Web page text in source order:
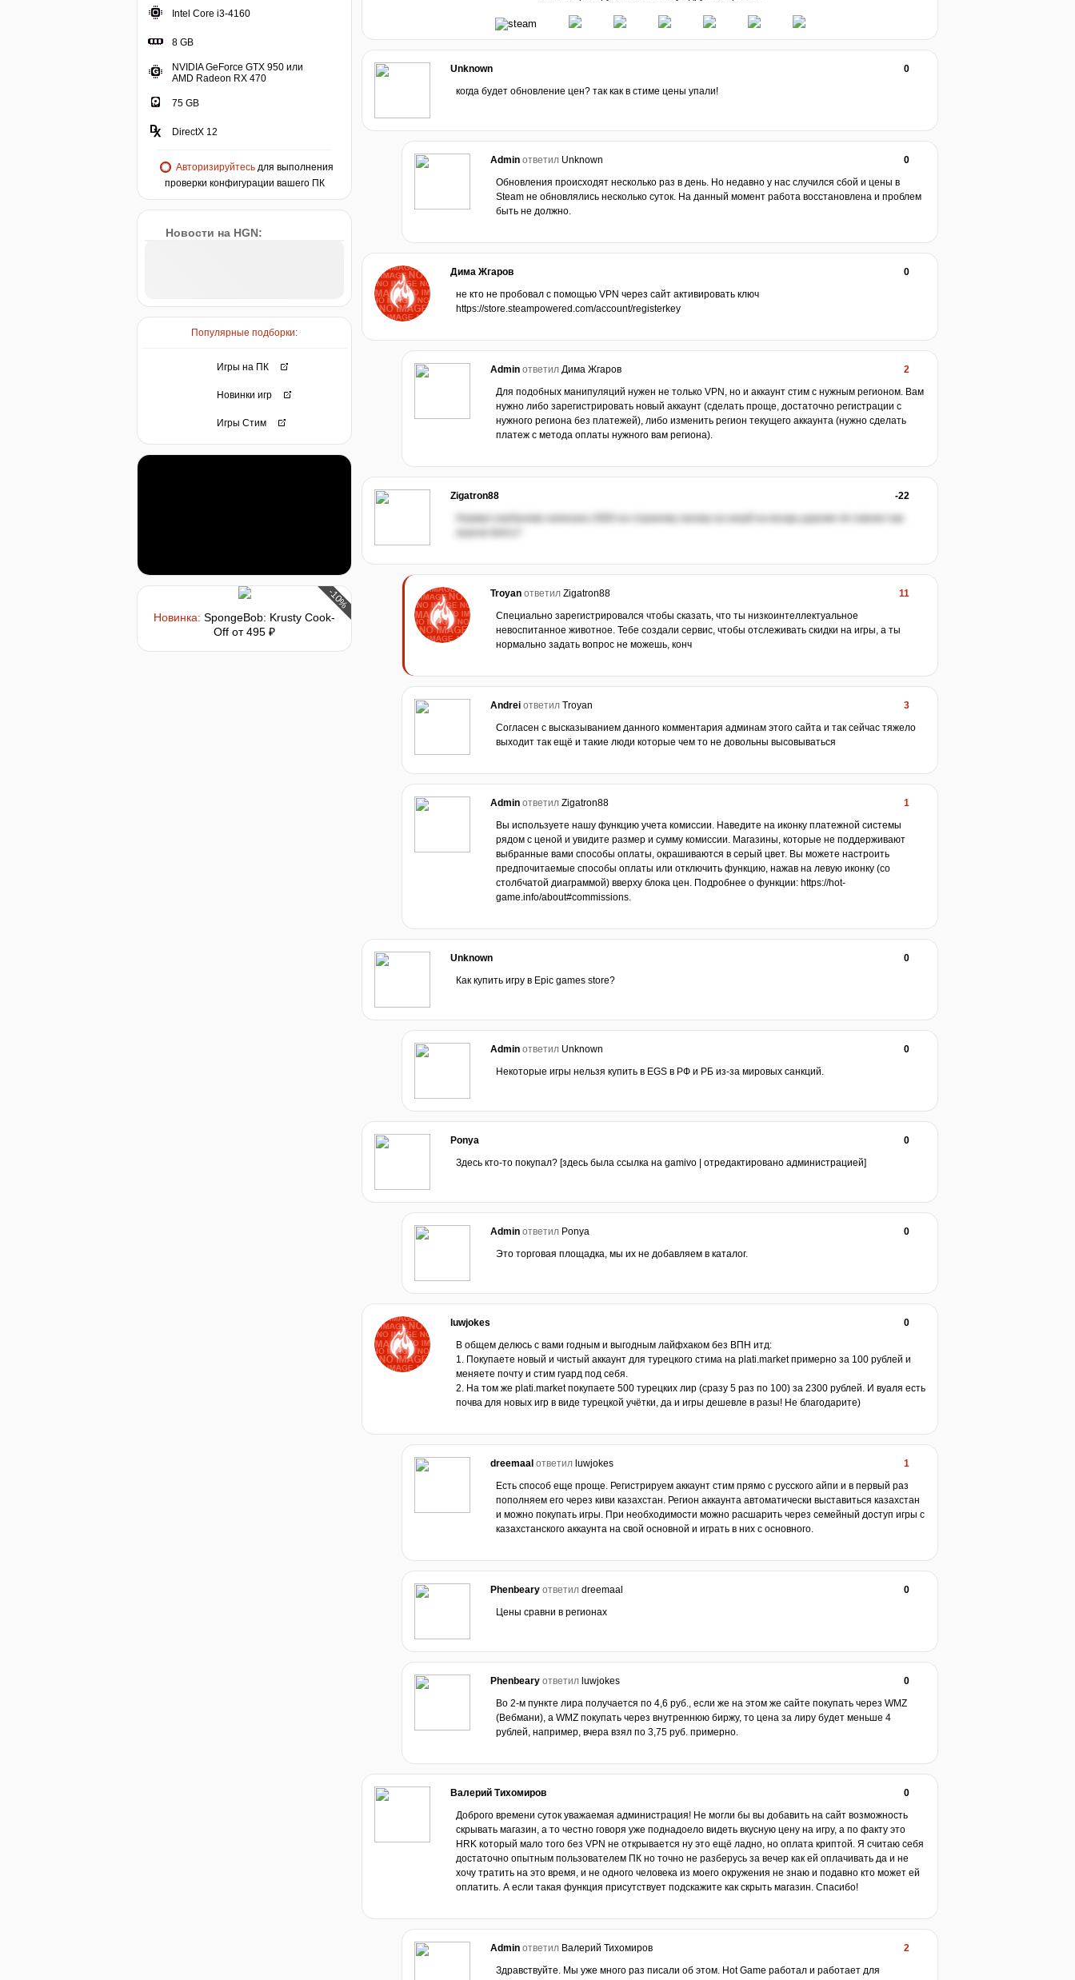
Intel Core i3-4160
8 GB
NVIDIA GeForce GTX 950 или
AMD Radeon RX 470
75 GB
DirectX 12
Авторизируйтесьдля выполнения
проверки конфигурации вашего ПК
Новости на HGN:
Популярные подборки:
Игры на ПК
Новинки игр
Игры Стим
-10%
Новинка: SpongeBob: Krusty Cook-
Off от 495 ₽
Unknown
0
когда будет обновление цен? так как в стиме цены упали!
Admin ответил Unknown
0
Обновления происходят несколько раз в день. Но недавно у нас случился сбой и цены в
Steam не обновлялись несколько суток. На данный момент работа восстановлена и проблем
быть не должно.
Дима Жгаров
0
не кто не пробовал с помощью VPN через сайт активировать ключ
https://store.steampowered.com/account/registerkey
Admin ответил Дима Жгаров
2
Для подобных манипуляций нужен не только VPN, но и аккаунт стим с нужным регионом. Вам
нужно либо зарегистрировать новый аккаунт (сделать проще, достаточно регистрации с
нужного региона без платежей), либо изменить регион текущего аккаунта (нужно сделать
платеж с метода оплаты нужного вам региона).
Zigatron88
-22
Troyan ответил Zigatron88
11
Специально зарегистрировался чтобы сказать, что ты низкоинтеллектуальное
невоспитанное животное. Тебе создали сервис, чтобы отслеживать скидки на игры, а ты
нормально задать вопрос не можешь, конч
Andrei ответил Troyan
3
Согласен с высказыванием данного комментария админам этого сайта и так сейчас тяжело
выходит так ещё и такие люди которые чем то не довольны высовываться
Admin ответил Zigatron88
1
Вы используете нашу функцию учета комиссии. Наведите на иконку платежной системы
рядом с ценой и увидите размер и сумму комиссии. Магазины, которые не поддерживают
выбранные вами способы оплаты, окрашиваются в серый цвет. Вы можете настроить
предпочитаемые способы оплаты или отключить функцию, нажав на левую иконку (со
столбчатой диаграммой) вверху блока цен. Подробнее о функции: https://hot-
game.info/about#commissions.
Unknown
0
Как купить игру в Epic games store?
Admin ответил Unknown
0
Некоторые игры нельзя купить в EGS в РФ и РБ из-за мировых санкций.
Ponya
0
Здесь кто-то покупал? [здесь была ссылка на gamivo | отредактировано администрацией]
Admin ответил Ponya
0
Это торговая площадка, мы их не добавляем в каталог.
luwjokes
0
В общем делюсь с вами годным и выгодным лайфхаком без ВПН итд:
1. Покупаете новый и чистый аккаунт для турецкого стима на plati.market примерно за 100 рублей и
меняете почту и стим гуард под себя.
2. На том же plati.market покупаете 500 турецких лир (сразу 5 раз по 100) за 2300 рублей. И вуаля есть
почва для новых игр в виде турецкой учётки, да и игры дешевле в разы! Не благодарите)
dreemaal ответил luwjokes
1
Есть способ еще проще. Регистрируем аккаунт стим прямо с русского айпи и в первый раз
пополняем его через киви казахстан. Регион аккаунта автоматически выставиться казахстан
и можно покупать игры. При необходимости можно расшарить через семейный доступ игры с
казахстанского аккаунта на свой основной и играть в них с основного.
Phenbeary ответил dreemaal
0
Цены сравни в регионах
Phenbeary ответил luwjokes
0
Во 2-м пункте лира получается по 4,6 руб., если же на этом же сайте покупать через WMZ
(Вебмани), а WMZ покупать через внутреннюю биржу, то цена за лиру будет меньше 4
рублей, например, вчера взял по 3,75 руб. примерно.
Валерий Тихомиров
0
Доброго времени суток уважаемая администрация! Не могли бы вы добавить на сайт возможность
скрывать магазин, а то честно говоря уже поднадоело видеть вкусную цену на игру, а по факту это
HRK который мало того без VPN не открывается ну это ещё ладно, но оплата криптой. Я считаю себя
достаточно опытным пользователем ПК но точно не разберусь за вечер как ей оплачивать да и не
хочу тратить на это время, и не одного человека из моего окружения не знаю и подавно кто может ей
оплатить. А если такая функция присутствует подскажите как скрыть магазин. Спасибо!
Admin ответил Валерий Тихомиров
2
Здравствуйте. Мы уже много раз писали об этом. Hot Game работал и работает для